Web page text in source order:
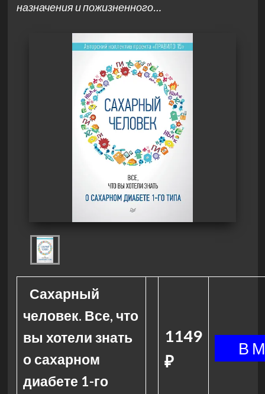
назначения и пожизненного…
Сахарный
человек. Все, что
вы хотели знать
о сахарном
диабете 1-го
1149
₽